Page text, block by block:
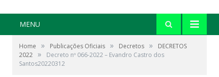
MENU
Home » Publicações Oficiais » Decretos »
DECRETOS
2022 »
Decreto nº 066-2022 – Evandro Castro dos
Santos20220312